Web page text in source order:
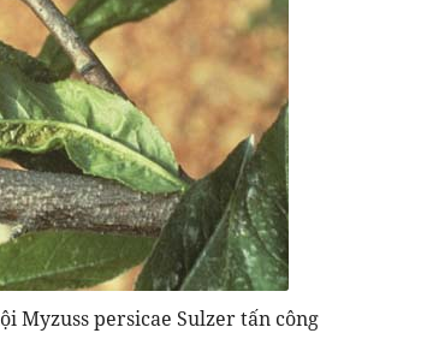
Myzuss persicae Sulzer tấn công